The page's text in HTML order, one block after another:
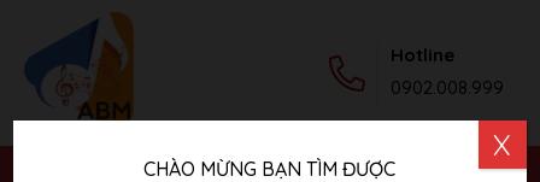
Hotline
0902.008.999
CHÀO MỪNG BẠN TÌM ĐƯỢC
X